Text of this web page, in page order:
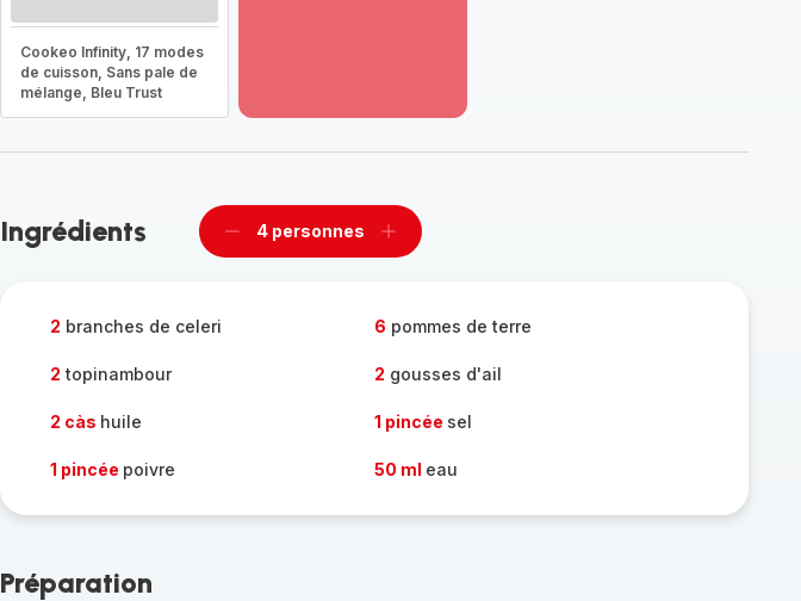
Cookeo Infinity, 17 modes
de cuisson, Sans pale de
mélange, Bleu Trust
gamme
Ingrédients
Supprimer
4 personnes
Ajouter
2 branches de celeri 6 pommes de terre
2 topinambour 2 gousses d'ail
2 càs huile 1 pincée sel
1 pincée poivre 50 ml eau
Préparation